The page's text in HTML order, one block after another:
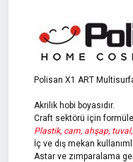
Polisan X1 ART
Akrilik hobi boyasıdır.
Craft sektörü için formüle
Plastik, cam, ahşap,
İç ve dış mekan
Astar ve zımparalama